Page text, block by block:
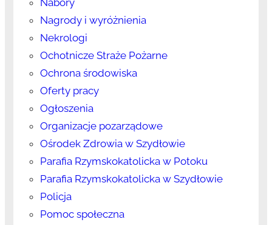
Nabory
Nagrody i wyróżnienia
Nekrologi
Ochotnicze Straże Pożarne
Ochrona środowiska
Oferty pracy
Ogłoszenia
Organizacje pozarządowe
Ośrodek Zdrowia w Szydłowie
Parafia Rzymskokatolicka w Potoku
Parafia Rzymskokatolicka w Szydłowie
Policja
Pomoc społeczna